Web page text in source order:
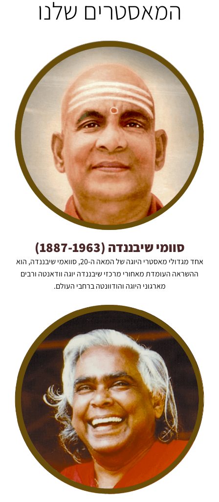
המאסטרים שלנו
סוומי שיבננדה (1887-1963)
אחד מגדולי מאסטרי היוגה של המאה ה-20, סוואמי שיבננדה, הוא
ההשראה העומדת מאחורי מרכזי שיבננדה יוגה וודאנטה ורבים
מארגוני היוגה והודוונטה ברחבי העולם.